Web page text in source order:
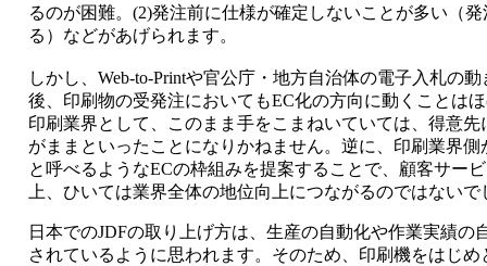
るのが困難。(2)発注前に仕様が確定しないことが多い（
る）などがあげられます。
しかし、Web-to-Printや官公庁・地方自治体の電子入札の
後、印刷物の受発注においてもEC化の方向に動くことは
印刷業界として、このまま手をこまねいていては、得意
がままといったことになりかねません。逆に、印刷業界
と呼べるようなECの枠組みを提案することで、顧客サー
上、ひいては業界全体の地位向上につながるのではないで
日本でのJDFの取り上げ方は、生産の自動化や作業実績の
されているように思われます。そのため、印刷機をはじ